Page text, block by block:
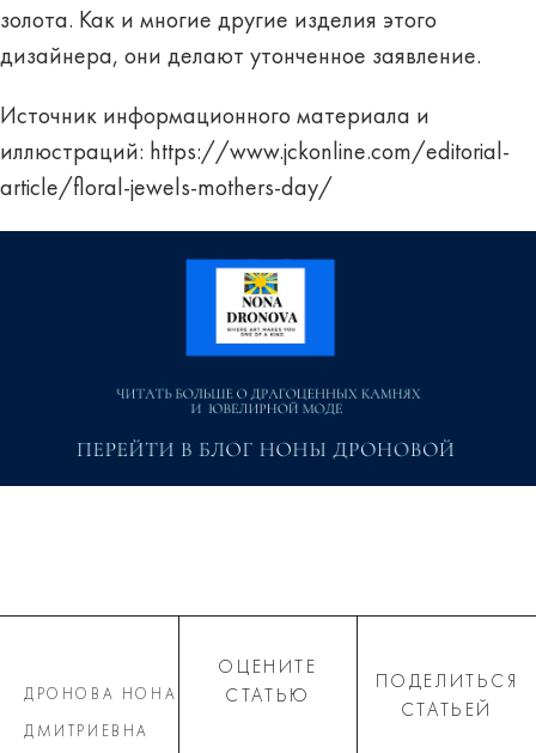
золота. Как и многие другие изделия этого
дизайнера, они делают утонченное заявление.
Источник информационного материала и
иллюстраций: https://www.jckonline.com/editorial-
article/floral-jewels-mothers-day/
ДРОНОВА НОНА
ДМИТРИЕВНА
ОЦЕНИТЕ
СТАТЬЮ
ПОДЕЛИТЬСЯ
СТАТЬЕЙ